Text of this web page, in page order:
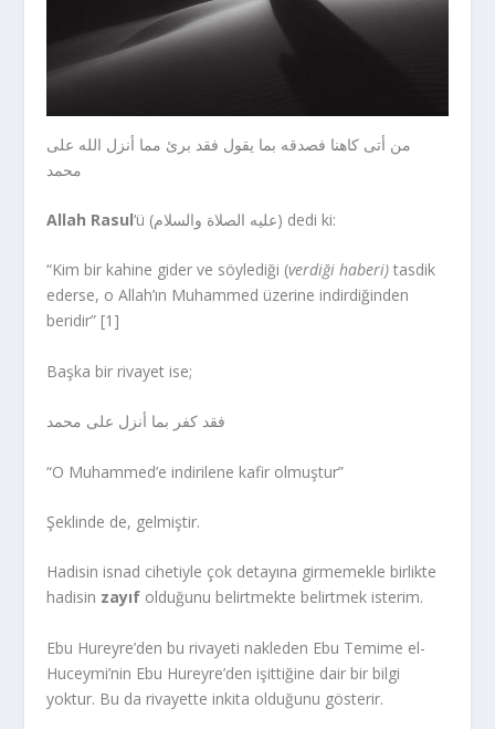
من أتى كاهنا فصدقه بما يقول فقد برئ مما أنزل الله على
محمد
Allah Rasul ‘ü (عليه الصلاة والسلام) dedi ki:
“Kim bir kahine gider ve söylediği (verdiği haberi) tasdik
ederse, o Allah’ın Muhammed üzerine indirdiğinden
beridir” [1]
Başka bir rivayet ise;
فقد كفر بما أنزل على محمد
“O Muhammed’e indirilene kafir olmuştur”
Şeklinde de, gelmiştir.
Hadisin isnad cihetiyle çok detayına girmemekle birlikte
hadisin zayıf olduğunu belirtmekte belirtmek isterim.
Ebu Hureyre’den bu rivayeti nakleden Ebu Temime el-
Huceymi’nin Ebu Hureyre’den işittiğine dair bir bilgi
yoktur. Bu da rivayette inkita olduğunu gösterir.